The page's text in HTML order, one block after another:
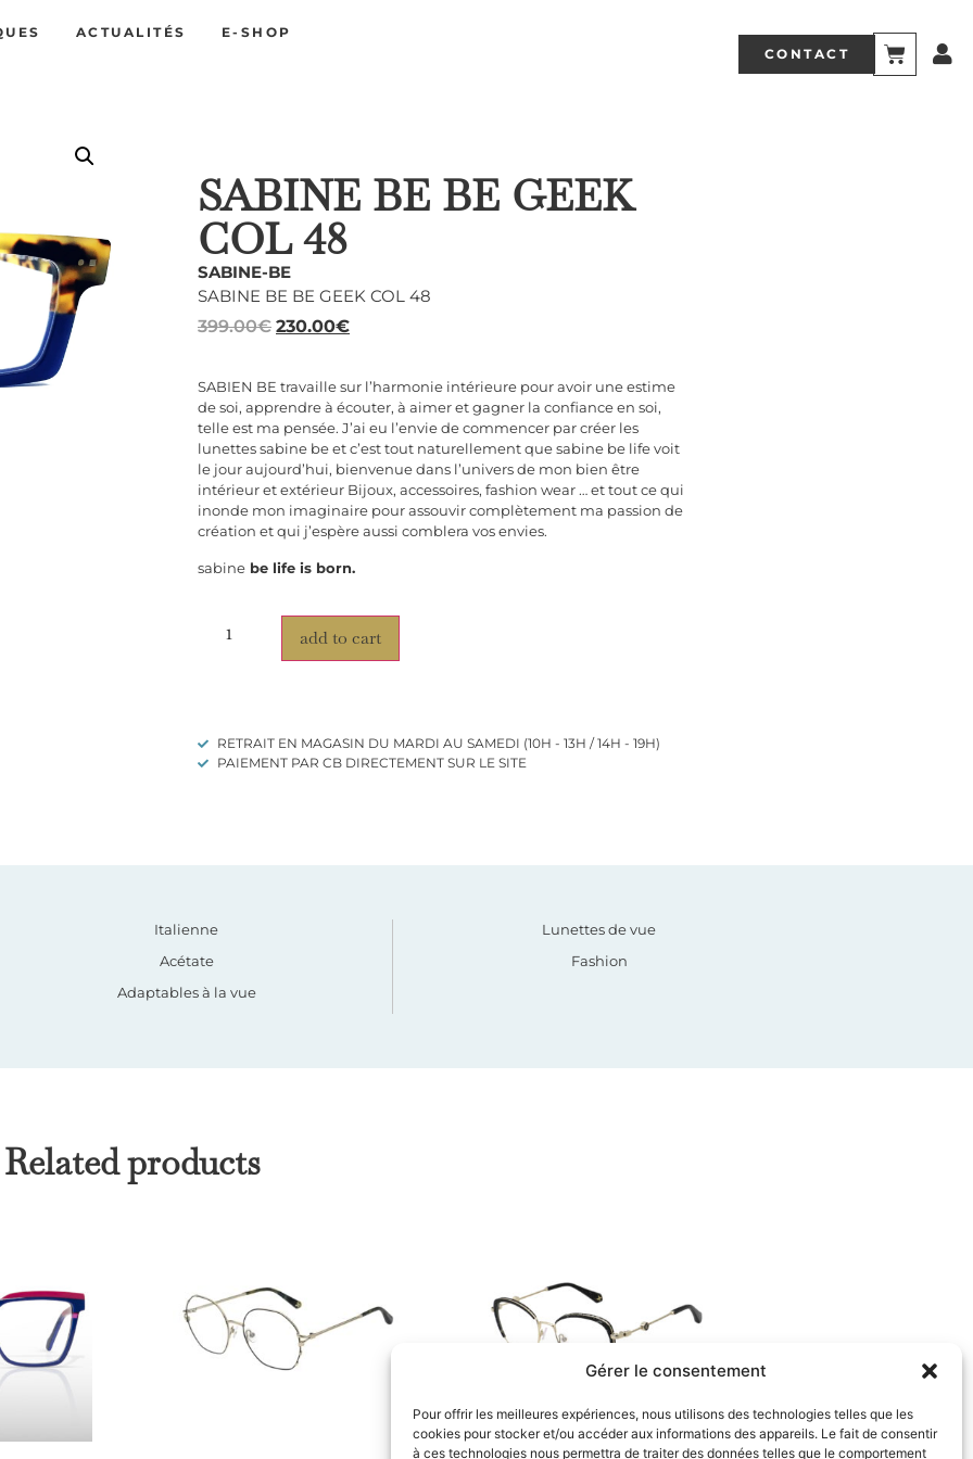
Gérer le consentement
Pour offrir les meilleures expériences, nous utilisons des technologies telles que les
cookies pour stocker et/ou accéder aux informations des appareils. Le fait de consentir
à ces technologies nous permettra de traiter des données telles que le comportement
ACTUALITÉS E-SHOP
CONTACT
SABINE BE BE GEEK
COL 48
SABINE-BE
SABINE BE BE GEEK COL 48
399.00€ 230.00€
SABIEN BE travaille sur l’harmonie intérieure pour avoir une estime
de soi, apprendre à écouter, à aimer et gagner la confiance en soi,
telle est ma pensée. J’ai eu l’envie de commencer par créer les
lunettes sabine be et c’est tout naturellement que sabine be life voit
le jour aujourd’hui, bienvenue dans l’univers de mon bien être
intérieur et extérieur Bijoux, accessoires, fashion wear … et tout ce qui
inonde mon imaginaire pour assouvir complètement ma passion de
création et qui j’espère aussi comblera vos envies.
sabine be life is born.
add to cart
RETRAIT EN MAGASIN DU MARDI AU SAMEDI (10H - 13H / 14H - 19H)
PAIEMENT PAR CB DIRECTEMENT SUR LE SITE
Italienne
Acétate
Adaptables à la vue
Lunettes de vue
Fashion
Related products